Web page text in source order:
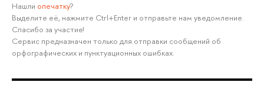
Нашли опечатку?
Выделите её, нажмите Ctrl+Enter и отправьте нам уведомление.
Спасибо за участие!
Сервис предназначен только для отправки сообщений об
орфографических и пунктуационных ошибках.